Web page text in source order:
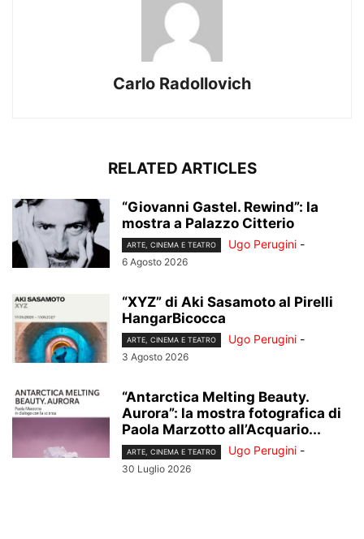
Carlo Radollovich
RELATED ARTICLES
“Giovanni Gastel. Rewind”: la
mostra a Palazzo Citterio
ARTE, CINEMA E TEATRO Ugo Perugini -
6 Agosto 2026
“XYZ” di Aki Sasamoto al Pirelli
HangarBicocca
ARTE, CINEMA E TEATRO Ugo Perugini -
3 Agosto 2026
“Antarctica Melting Beauty.
Aurora”: la mostra fotografica di
Paola Marzotto all’Acquario...
ARTE, CINEMA E TEATRO Ugo Perugini -
30 Luglio 2026